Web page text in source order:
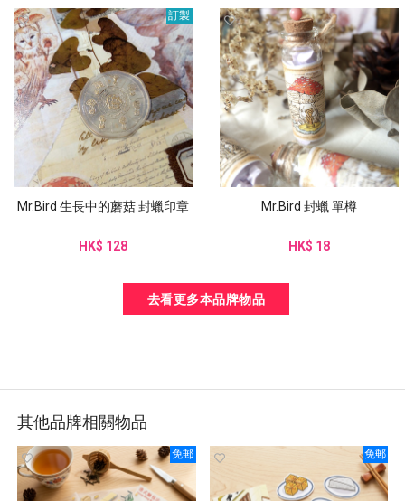
訂製
Mr.Bird 生長中的蘑菇 封蠟印章
HK$ 128
Mr.Bird 封蠟 單樽
HK$ 18
去看更多本品牌物品
其他品牌相關物品
免郵 免郵